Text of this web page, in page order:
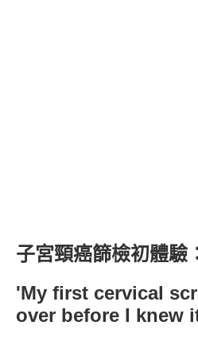
子宮頸癌篩檢初體驗
'My first cervical
over before I knew